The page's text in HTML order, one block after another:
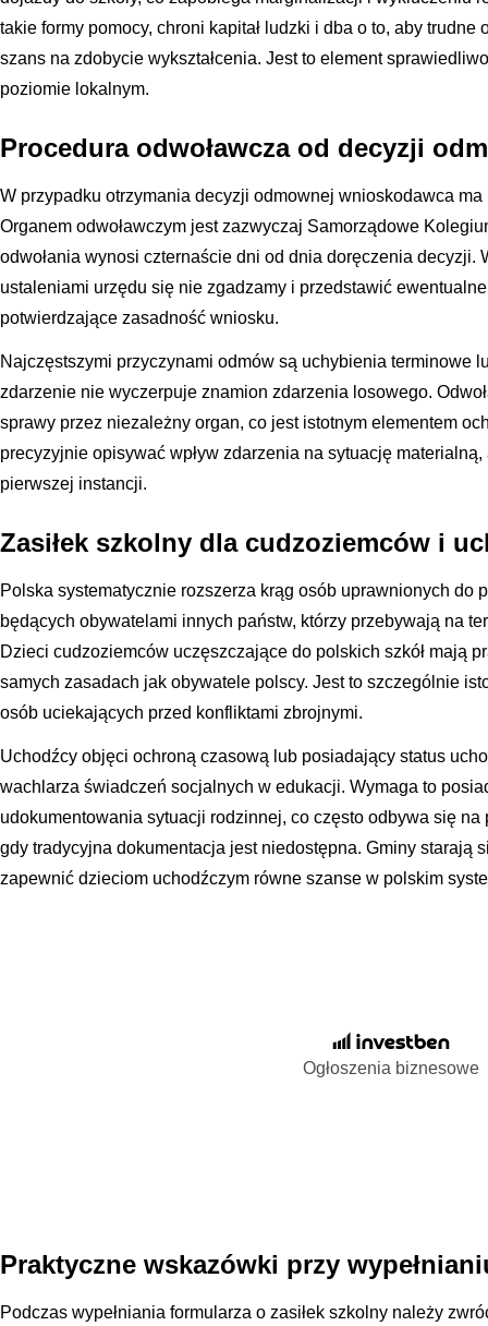
takie formy pomocy, chroni kapitał ludzki i dba o to, aby
szans na zdobycie wykształcenia. Jest to element
poziomie lokalnym.
Procedura odwoławcza od decyzji
W przypadku otrzymania decyzji odmownej wnioskodawca ma
Organem odwoławczym jest zazwyczaj Samorządowe
odwołania wynosi czternaście dni od dnia doręczenia decyzji.
ustaleniami urzędu się nie zgadzamy i przedstawić
potwierdzające zasadność wniosku.
Najczęstszymi przyczynami odmów są uchybienia terminowe
zdarzenie nie wyczerpuje znamion zdarzenia losowego.
sprawy przez niezależny organ, co jest istotnym elementem
precyzyjnie opisywać wpływ zdarzenia na sytuację
pierwszej instancji.
Zasiłek szkolny dla cudzoziemców i
Polska systematycznie rozszerza krąg osób uprawnionych do
będących obywatelami innych państw, którzy przebywają na
Dzieci cudzoziemców uczęszczające do polskich szkół mają
samych zasadach jak obywatele polscy. Jest to szczególnie
osób uciekających przed konfliktami zbrojnymi.
Uchodźcy objęci ochroną czasową lub posiadający status
wachlarza świadczeń socjalnych w edukacji. Wymaga to
udokumentowania sytuacji rodzinnej, co często odbywa się
gdy tradycyjna dokumentacja jest niedostępna. Gminy starają
zapewnić dzieciom uchodźczym równe szanse w polskim
Ogłoszenia biznesowe
Praktyczne wskazówki przy
Podczas wypełniania formularza o zasiłek szkolny należy